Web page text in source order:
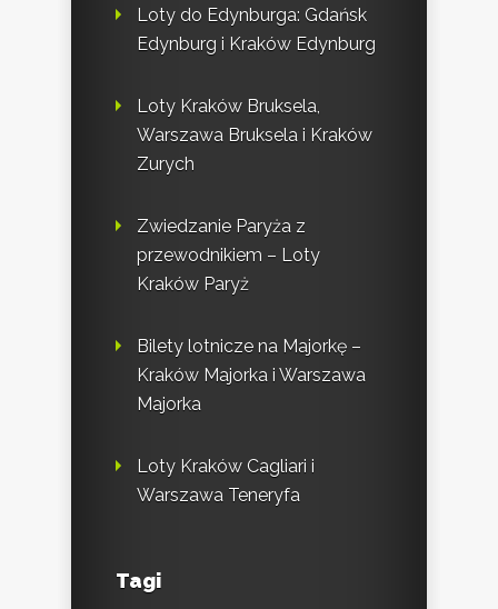
Loty do Edynburga: Gdańsk
Edynburg i Kraków Edynburg
Loty Kraków Bruksela,
Warszawa Bruksela i Kraków
Zurych
Zwiedzanie Paryża z
przewodnikiem – Loty
Kraków Paryż
Bilety lotnicze na Majorkę –
Kraków Majorka i Warszawa
Majorka
Loty Kraków Cagliari i
Warszawa Teneryfa
Tagi